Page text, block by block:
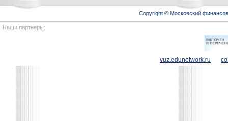
Copyright © Московский
Наши партнеры:
vuz.edunetwork.ru